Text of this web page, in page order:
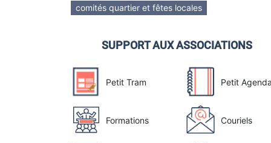
comités quartier et fêtes locales
SUPPORT AUX ASSOCIATIONS
Petit Tram
Formations
Petit
Couriels